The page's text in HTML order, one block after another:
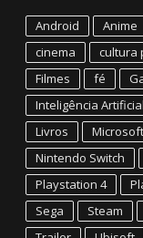
Android Anime
cinema
cultura
Filmes
fé
Inteligência Artificial
Livros
Microsoft
Nintendo Switch
Playstation 4
Sega
Steam